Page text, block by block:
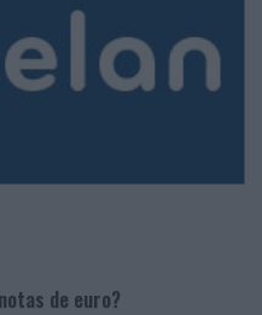
de euro?